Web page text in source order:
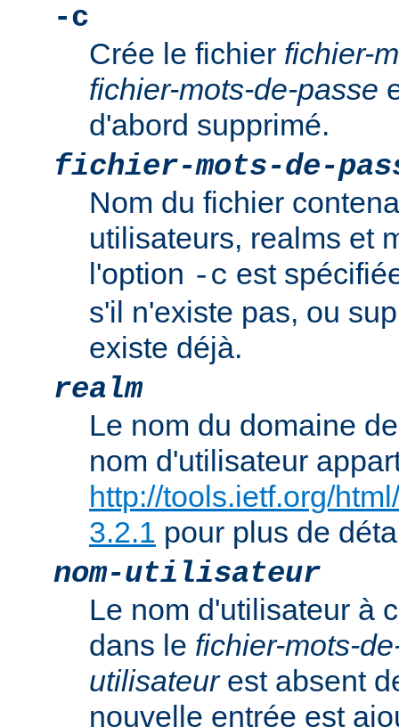
-c
Crée le fichier fichier-
fichier-mots-de-passe
d'abord supprimé.
fichier-mots-de-
Nom du fichier
utilisateurs, realms et
l'option -c est
s'il n'existe pas, ou
existe déjà.
realm
Le nom du domaine
nom d'utilisateur
http://tools.ietf.org/
3.2.1 pour plus de
nom-utilisateur
Le nom d'utilisateur à
dans le fichier-mots-
utilisateurest absent
nouvelle entrée est